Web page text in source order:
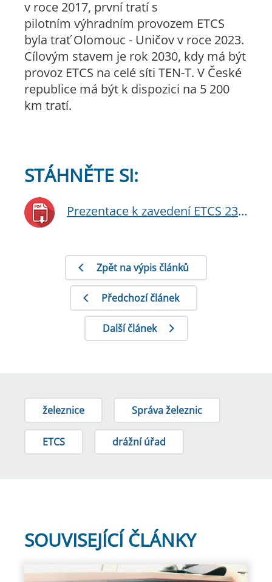
v roce 2017, první tratí s
pilotním výhradním provozem ETCS
byla trať Olomouc - Uničov v roce 2023.
Cílovým stavem je rok 2030, kdy má být
provoz ETCS na celé síti TEN-T. V České
republice má být k dispozici na 5 200
km tratí.
STÁHNĚTE SI:
Prezentace k zavedení ETCS 23082024
Zpět na výpis článků
Předchozí článek
Další článek
železnice Správa železnic
ETCS drážní úřad
SOUVISEJÍCÍ ČLÁNKY